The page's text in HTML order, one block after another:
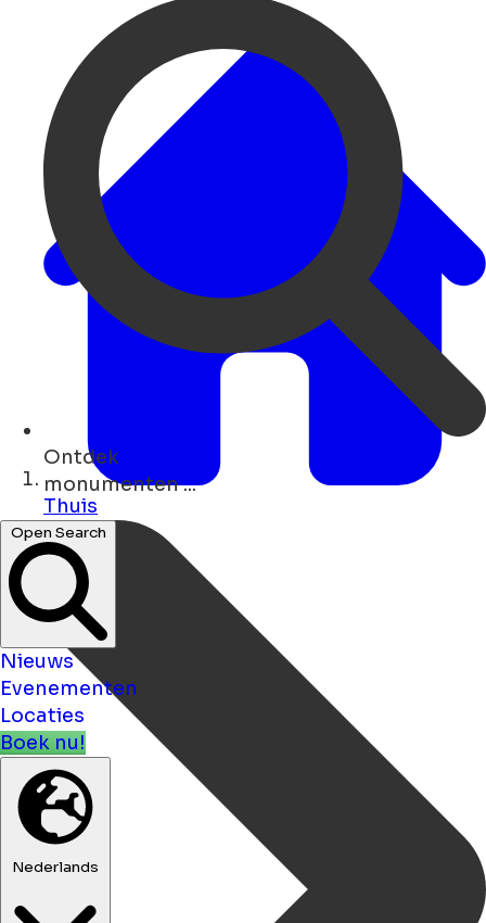
Ontdek
hotels ...
Open Search
Nieuws
Evenementen
Locaties
Boek nu!
Nederlands
Thuis